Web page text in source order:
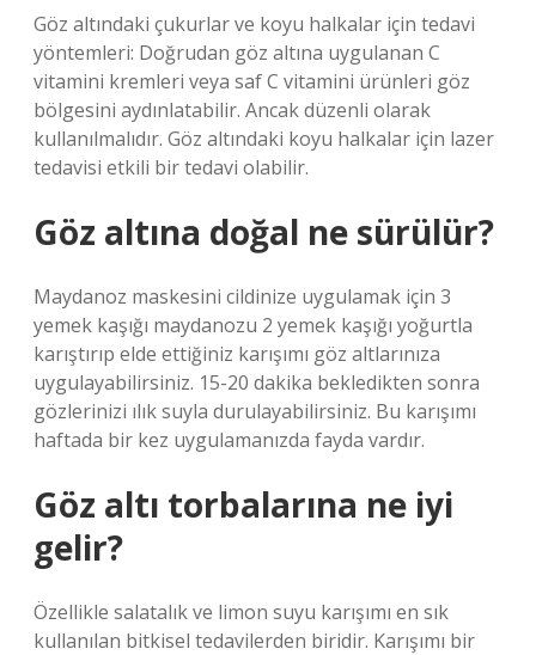
Göz altındaki çukurlar ve koyu halkalar için tedavi
yöntemleri: Doğrudan göz altına uygulanan C
vitamini kremleri veya saf C vitamini ürünleri göz
bölgesini aydınlatabilir. Ancak düzenli olarak
kullanılmalıdır. Göz altındaki koyu halkalar için lazer
tedavisi etkili bir tedavi olabilir.
Göz altına doğal ne sürülür?
Maydanoz maskesini cildinize uygulamak için 3
yemek kaşığı maydanozu 2 yemek kaşığı yoğurtla
karıştırıp elde ettiğiniz karışımı göz altlarınıza
uygulayabilirsiniz. 15-20 dakika bekledikten sonra
gözlerinizi ılık suyla durulayabilirsiniz. Bu karışımı
haftada bir kez uygulamanızda fayda vardır.
Göz altı torbalarına ne iyi
gelir?
Özellikle salatalık ve limon suyu karışımı en sık
kullanılan bitkisel tedavilerden biridir. Karışımı bir